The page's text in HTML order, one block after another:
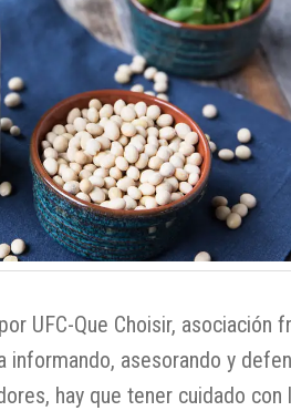
UFC-Que Choisir, asociación
informando, asesorando y
hay que tener cuidado con